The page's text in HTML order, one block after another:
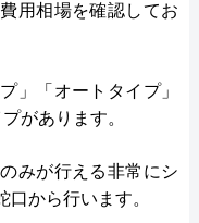
用相場を確認してお
」「オートタイプ」
があります。
みが行える非常にシ
から行います。